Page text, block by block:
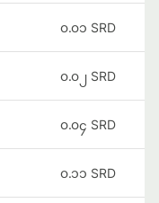
၀.၀၁ SRD
၀.၀၂ SRD
၀.၀၄ SRD
၀.၁၁ SRD